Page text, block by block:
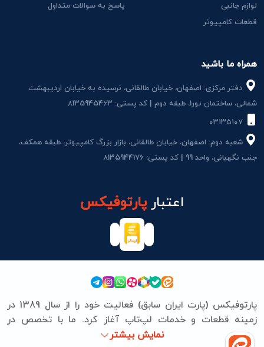
همراه ما باشید
دفتر مرکزی: اصفهان، خیابان طالقانی، نرسیده به خیابان اردیبهشت
شمالی، ساختمان نور1، طبقه دوم | کد پستی: 8135945463
شعبه دوم: اصفهان، خیابان طالقانی، بازار بزرگ کامپیوتر، طبقه همکف،
جنب نگهبانی، واحد 99 | کد پستی: 8135944176
لوازم جانبی
قطعات کامپیوتر
پاسخ به سوالات متداول
اعتبارپارتوفیکس
پارتوفیکس (پارت ایران سابق) فعالیت خود را از سال 1389 در
زمینه قطعات و خدمات لپ‌تاپ آغاز کرد. ما با تخصص در
نمایش بیشتر